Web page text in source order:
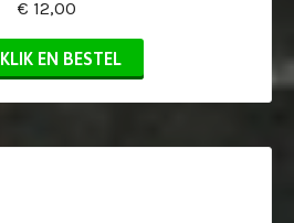
€ 12,00
KLIK EN BESTEL